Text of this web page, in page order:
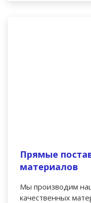
Прямые
материалов
Мы производим
качественных